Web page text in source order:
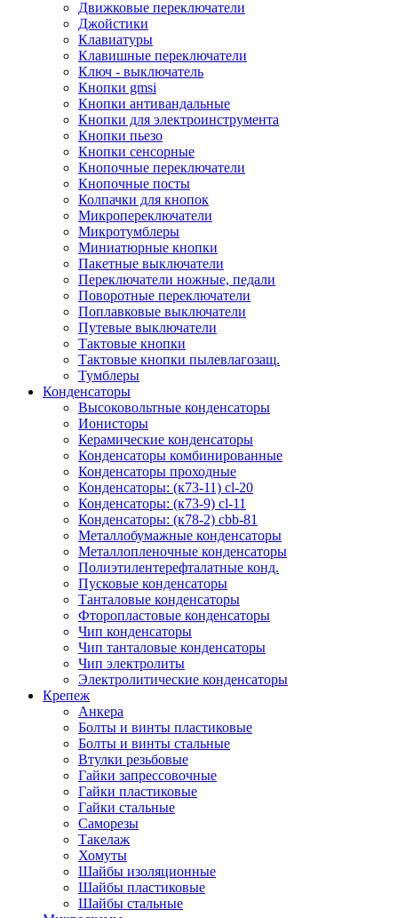
Движковые переключатели
Джойстики
Клавиатуры
Клавишные переключатели
Ключ - выключатель
Кнопки gmsi
Кнопки антивандальные
Кнопки для электроинструмента
Кнопки пьезо
Кнопки сенсорные
Кнопочные переключатели
Кнопочные посты
Колпачки для кнопок
Микропереключатели
Микротумблеры
Миниатюрные кнопки
Пакетные выключатели
Переключатели ножные, педали
Поворотные переключатели
Поплавковые выключатели
Путевые выключатели
Тактовые кнопки
Тактовые кнопки пылевлагозащ.
Тумблеры
Конденсаторы
Высоковольтные конденсаторы
Ионисторы
Керамические конденсаторы
Конденсаторы комбинированные
Конденсаторы проходные
Конденсаторы: (к73-11) cl-20
Конденсаторы: (к73-9) cl-11
Конденсаторы: (к78-2) cbb-81
Металлобумажные конденсаторы
Металлопленочные конденсаторы
Полиэтилентерефталатные конд.
Пусковые конденсаторы
Танталовые конденсаторы
Фторопластовые конденсаторы
Чип конденсаторы
Чип танталовые конденсаторы
Чип электролиты
Электролитические конденсаторы
Крепеж
Анкера
Болты и винты пластиковые
Болты и винты стальные
Втулки резьбовые
Гайки запрессовочные
Гайки пластиковые
Гайки стальные
Саморезы
Такелаж
Хомуты
Шайбы изоляционные
Шайбы пластиковые
Шайбы стальные